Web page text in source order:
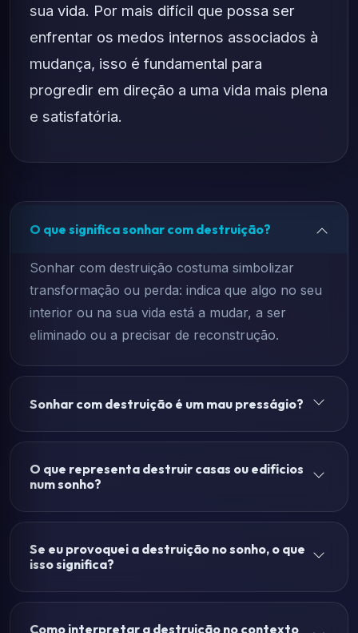
sua vida. Por mais difícil que possa ser
enfrentar os medos internos associados à
mudança, isso é fundamental para
progredir em direção a uma vida mais plena
e satisfatória.
O que significa sonhar com destruição?
Sonhar com destruição costuma simbolizar
transformação ou perda: indica que algo no seu
interior ou na sua vida está a mudar, a ser
eliminado ou a precisar de reconstrução.
Sonhar com destruição é um mau presságio?
O que representa destruir casas ou edifícios
num sonho?
Se eu provoquei a destruição no sonho, o que
isso significa?
Como interpretar a destruição no contexto